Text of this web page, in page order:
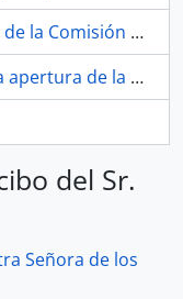
de Arte y Patrimonio.
de la puerta.
del Sr.
Señora de los